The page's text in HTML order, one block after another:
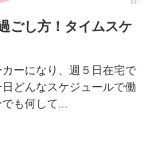
ごし方！タイムスケ
ーになり、週５日在宅で
どんなスケジュールで働
も何して...